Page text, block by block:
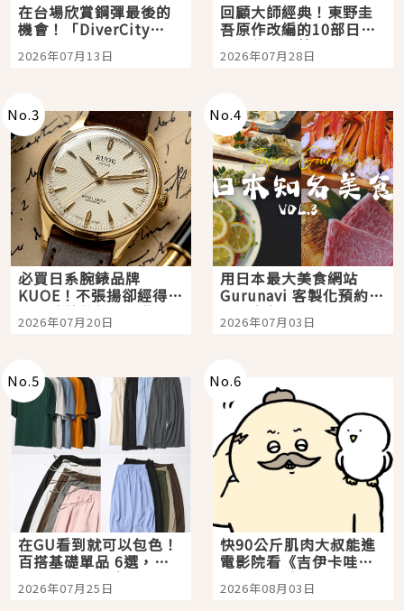
在台場欣賞鋼彈最後的
機會！「DiverCity
Tokyo Plaza」搭船、
購物、美食及夜景，一
2026年07月13日
回顧大師經典！東野圭
吾原作改編的10部日本
影視作品推薦
2026年07月28日
No.3
必買日系腕錶品牌
KUOE！不張揚卻經得起
時間洗鍊的經典之作五
選
2026年07月20日
No.4
用日本最大美食網站
Gurunavi 客製化預約九
大都市餐廳，打造專屬
美食體驗！
2026年07月03日
No.5
在GU看到就可以包色！
百搭基礎單品 6選，閉
眼全收也不心疼
2026年07月25日
No.6
快90公斤肌肉大叔能進
電影院看《吉伊卡哇》
嗎？日本重金屬樂團
「打首」會長與nagano
2026年08月03日